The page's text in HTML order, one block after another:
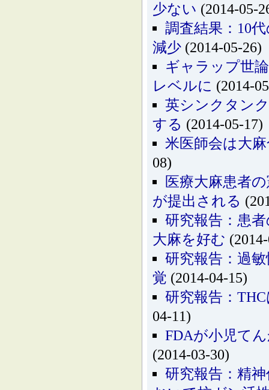
少ない (2014-05-
調査結果：10
減少 (2014-05-26)
ギャラップ世
レベルに (2014-
英シンクタン
する (2014-05-17)
米医師会は大
08)
医療大麻患者
が提出される
研究報告：患
大麻を好む
研究報告：過
覚 (2014-04-15)
研究報告：
04-11)
FDAが小児て
(2014-03-30)
研究報告：精